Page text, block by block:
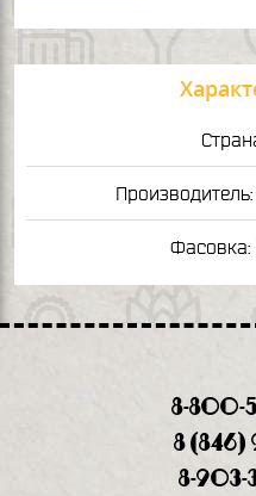
Производитель:
Фасовка:
8-800-
8 (846)
8-903-